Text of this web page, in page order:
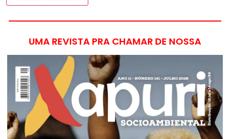
UMA REVISTA PRA CHAMAR DE NOSSA